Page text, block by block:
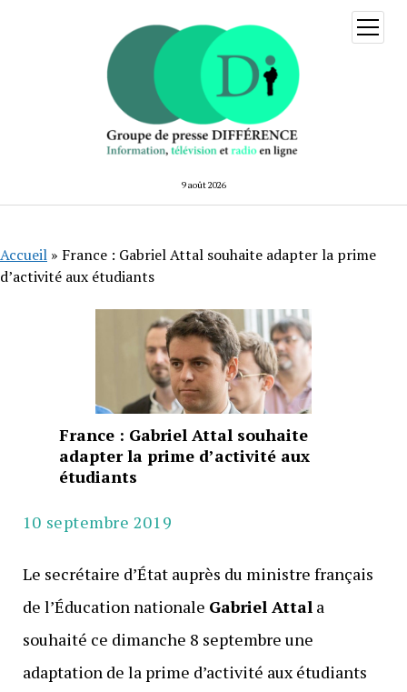
9 août 2026
ouvrir
menu
Accueil » France : Gabriel Attal souhaite adapter la prime
d’activité aux étudiants
France : Gabriel Attal souhaite
adapter la prime d’activité aux
étudiants
10 septembre 2019
Le secrétaire d’État auprès du ministre français
de l’Éducation nationale Gabriel Attala
souhaité ce dimanche 8 septembre une
adaptation de la prime d’activité aux étudiants